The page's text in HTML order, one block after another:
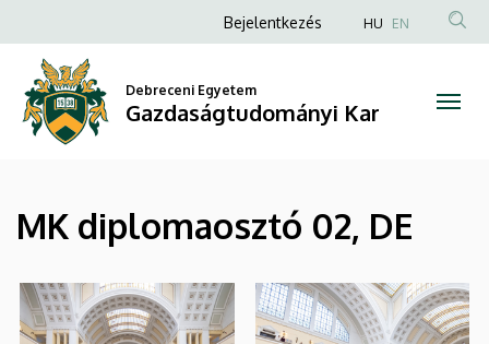
Gazdaságtudományi
Kar
a
tartalomra
Anonim
fiók
menüje
Bejelentkezés HU EN
Debreceni Egyetem
Gazdaságtudományi Kar
MK diplomaosztó 02, DE